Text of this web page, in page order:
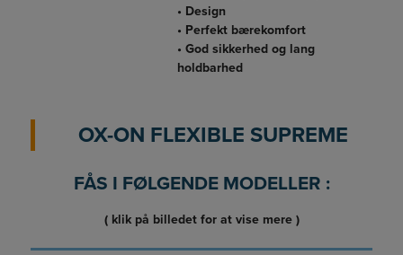
• Design
• Perfekt bærekomfort
• God sikkerhed og lang
holdbarhed
OX-ON FLEXIBLE SUPREME
FÅS I FØLGENDE MODELLER :
( klik på billedet for at vise mere )